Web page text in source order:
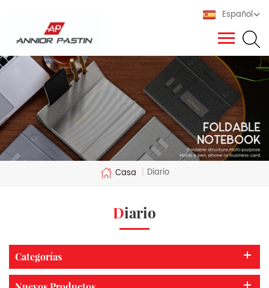
Español
Casa | Diario
Diario
Categorías